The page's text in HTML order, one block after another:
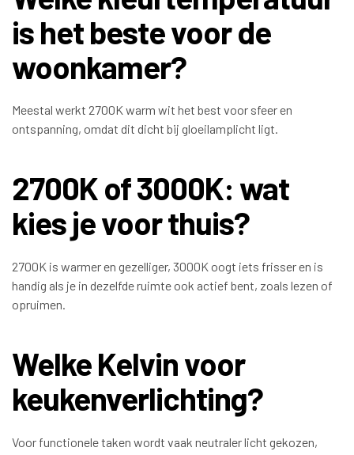
is het beste voor de
woonkamer?
Meestal werkt 2700K warm wit het best voor sfeer en
ontspanning, omdat dit dicht bij gloeilamplicht ligt.
2700K of 3000K: wat
kies je voor thuis?
2700K is warmer en gezelliger, 3000K oogt iets frisser en is
handig als je in dezelfde ruimte ook actief bent, zoals lezen of
opruimen.
Welke Kelvin voor
keukenverlichting?
Voor functionele taken wordt vaak neutraler licht gekozen,